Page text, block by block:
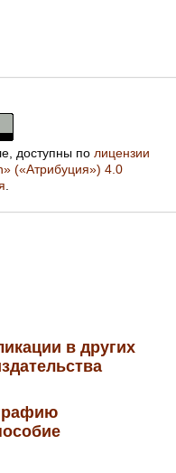
доступны по лицензии
(«Атрибуция») 4.0
в других